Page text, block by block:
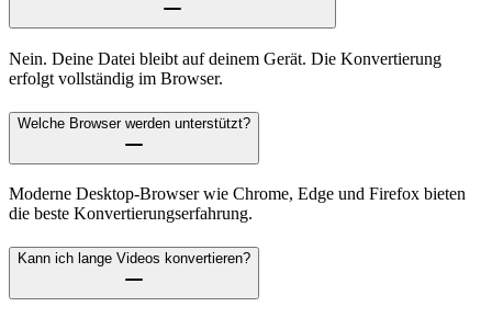
Nein. Deine Datei bleibt auf deinem Gerät. Die Konvertierung
erfolgt vollständig im Browser.
Welche Browser werden unterstützt?
Moderne Desktop-Browser wie Chrome, Edge und Firefox bieten
die beste Konvertierungserfahrung.
Kann ich lange Videos konvertieren?